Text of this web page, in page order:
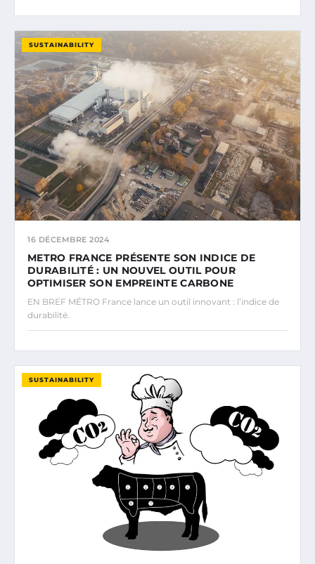
SUSTAINABILITY
16 DÉCEMBRE 2024
METRO FRANCE PRÉSENTE SON INDICE DE
DURABILITÉ : UN NOUVEL OUTIL POUR
OPTIMISER SON EMPREINTE CARBONE
EN BREF MÉTRO France lance un outil innovant : l’indice de
durabilité.
SUSTAINABILITY